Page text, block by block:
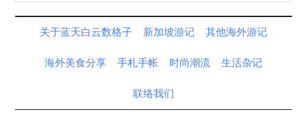
关于蓝天白云数格子 新加坡游记 其他海外游记
海外美食分享 手札手帐 时尚潮流 生活杂记
联络我们